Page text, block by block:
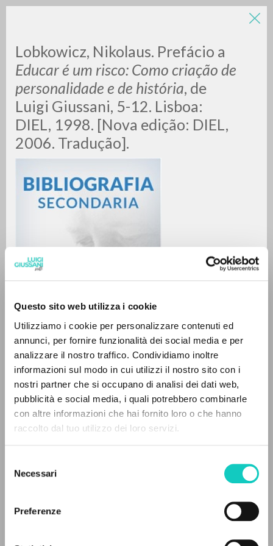
Questo sito web utilizza i cookie
Utilizziamo i cookie per personalizzare contenuti ed
annunci, per fornire funzionalità dei social media e per
analizzare il nostro traffico. Condividiamo inoltre
informazioni sul modo in cui utilizzi il nostro sito con i
nostri partner che si occupano di analisi dei dati web,
pubblicità e social media, i quali potrebbero combinarle
con altre informazioni che hai fornito loro o che hanno
raccolto dal tuo utilizzo dei loro servizi.
delNecessari
Preferenze
Lobkowicz, Nikolaus. Prefácio a
Educar é um risco: Como criação de
personalidade e de história, de
Luigi Giussani, 5-12. Lisboa:
DIEL, 1998. [Nova edição: DIEL,
2006. Tradução].
Giussani Luigi Autor
Lobkowicz Nikolaus Autor
DIEL
Páginas: 8
0DOCUMENTOS ENCONTRADOS
RESULTADOS SUCESIVOS
EL PROYECTO
Este portal recoge y pone a disposición de los
usuarios los textos de Luigi Giussani: casi 5000
voces bibliográficas, textos íntegros en 5
idiomas y líneas temáticas.